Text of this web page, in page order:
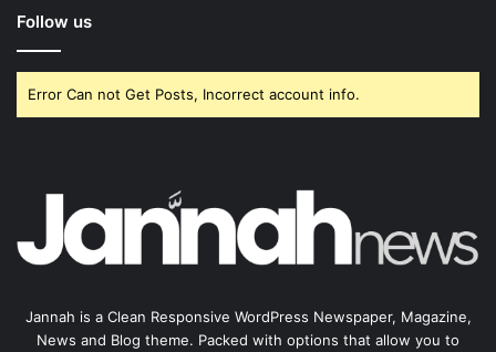
Follow us
Error Can not Get Posts, Incorrect account info.
Jannah is a Clean Responsive WordPress Newspaper, Magazine,
News and Blog theme. Packed with options that allow you to